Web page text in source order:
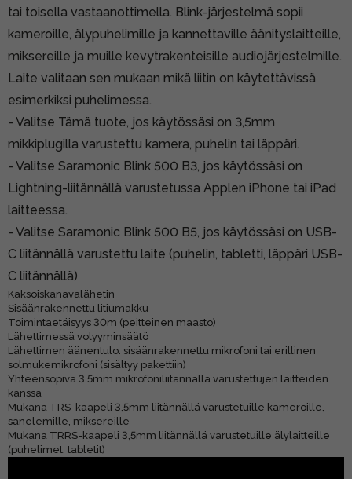
tai toisella vastaanottimella. Blink-järjestelmä sopii
kameroille, älypuhelimille ja kannettaville äänityslaitteille,
miksereille ja muille kevytrakenteisille audiojärjestelmille.
Laite valitaan sen mukaan mikä liitin on käytettävissä
esimerkiksi puhelimessa.
- Valitse Tämä tuote, jos käytössäsi on 3,5mm
mikkiplugilla varustettu kamera, puhelin tai läppäri.
- Valitse Saramonic Blink 500 B3, jos käytössäsi on
Lightning-liitännällä varustetussa Applen iPhone tai iPad
laitteessa.
- Valitse Saramonic Blink 500 B5, jos käytössäsi on USB-
C liitännällä varustettu laite (puhelin, tabletti, läppäri USB-
C liitännällä)
Kaksoiskanavalähetin
Sisäänrakennettu litiumakku
Toimintaetäisyys 30m (peitteinen maasto)
Lähettimessä volyyminsäätö
Lähettimen äänentulo: sisäänrakennettu mikrofoni tai erillinen
solmukemikrofoni (sisältyy pakettiin)
Yhteensopiva 3,5mm mikrofoniliitännällä varustettujen laitteiden
kanssa
Mukana TRS-kaapeli 3,5mm liitännällä varustetuille kameroille,
sanelemille, miksereille
Mukana TRRS-kaapeli 3,5mm liitännällä varustetuille älylaitteille
(puhelimet, tabletit)